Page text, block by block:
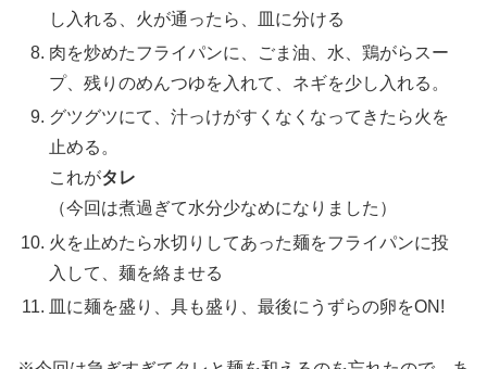
し入れる、火が通ったら、皿に分ける
肉を炒めたフライパンに、ごま油、水、鶏がらスー
プ、残りのめんつゆを入れて、ネギを少し入れる。
グツグツにて、汁っけがすくなくなってきたら火を
止める。
これがタレ
（今回は煮過ぎて水分少なめになりました）
火を止めたら水切りしてあった麺をフライパンに投
入して、麺を絡ませる
皿に麺を盛り、具も盛り、最後にうずらの卵をON!